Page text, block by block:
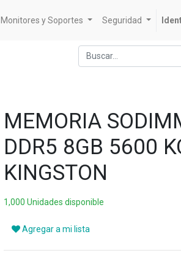
Monitores y Soportes Seguridad
MEMORIA
DDR5 8GB 5600
KINGSTON
1,000 Unidades disponible
Agregar a mi lista